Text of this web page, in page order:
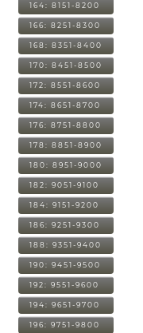
164: 8151-8200
166: 8251-8300
168: 8351-8400
170: 8451-8500
172: 8551-8600
174: 8651-8700
176: 8751-8800
178: 8851-8900
180: 8951-9000
182: 9051-9100
184: 9151-9200
186: 9251-9300
188: 9351-9400
190: 9451-9500
192: 9551-9600
194: 9651-9700
196: 9751-9800